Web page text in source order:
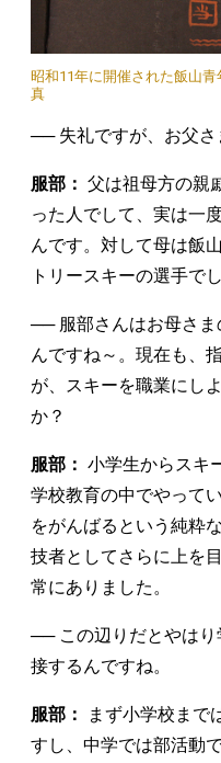
昭和11年に開催された飯山
真
── 失礼ですが、お父さ
服部： 父は祖母方の親
った人でして、実は一
んです。対して母は飯
トリースキーの選手でし
── 服部さんはお母さま
んですね～。現在も、
が、スキーを職業にし
か？
服部： 小学生からスキ
学校教育の中でやって
をがんばるという純粋
技者としてさらに上を
常にありました。
── この辺りだとやはり
接するんですね。
服部：
まず小学校まで
すし、中学では部活動